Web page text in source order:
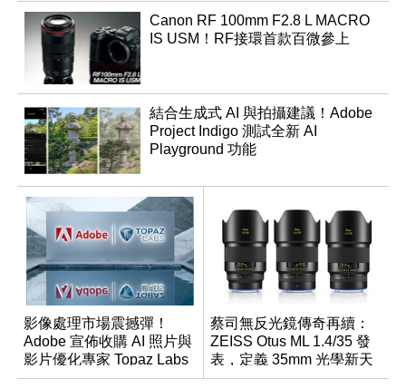
Canon RF 100mm F2.8 L MACRO
IS USM！RF接環首款百微參上
結合生成式 AI 與拍攝建議！Adobe
Project Indigo 測試全新 AI
Playground 功能
影像處理市場震撼彈！
Adobe 宣佈收購 AI 照片與
影片優化專家 Topaz Labs
蔡司無反光鏡傳奇再續：
ZEISS Otus ML 1.4/35 發
表，定義 35mm 光學新天
花板